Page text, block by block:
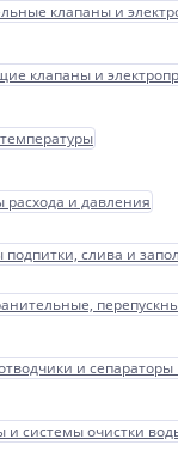
клапаны и
клапаны и
расхода и давления
подпитки, слива и
и сепараторы
и системы очистки